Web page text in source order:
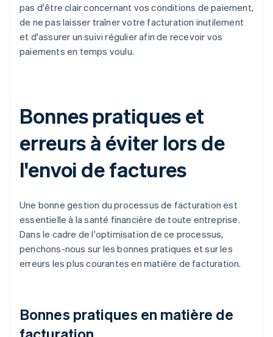
pas d'être clair concernant vos conditions de paiement,
de ne pas laisser traîner votre facturation inutilement
et d'assurer un suivi régulier afin de recevoir vos
paiements en temps voulu.
Bonnes pratiques et
erreurs à éviter lors de
l'envoi de factures
Une bonne gestion du processus de facturation est
essentielle à la santé financière de toute entreprise.
Dans le cadre de l'optimisation de ce processus,
penchons-nous sur les bonnes pratiques et sur les
erreurs les plus courantes en matière de facturation.
Bonnes pratiques en matière de